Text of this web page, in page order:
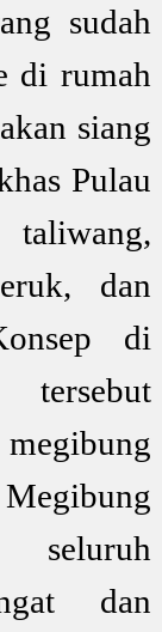
sudah
di rumah
siang
Pulau
dan
di
seluruh
dan